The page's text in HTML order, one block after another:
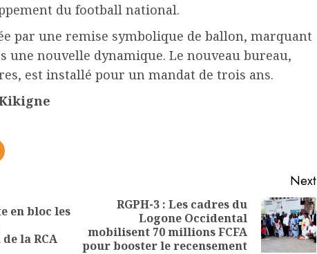
du football national.
par une remise symbolique de ballon, marquant
une nouvelle dynamique. Le nouveau bureau,
est installé pour un mandat de trois ans.
post:
en bloc les
la RCA
Next
post:
RGPH-3 : Les cadres du
Logone Occidental
mobilisent 70 millions FCFA
pour booster le recensement